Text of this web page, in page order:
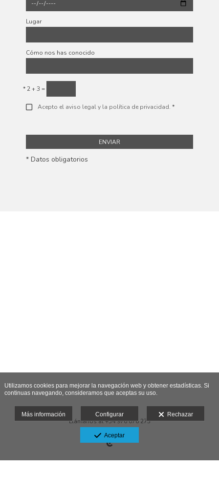
Lugar
Cómo nos has conocido
*2 + 3 =
Acepto el aviso legal y la política de privacidad. *
ENVIAR
* Datos obligatorios
Llámanos al +34 976 076 273
Aviso legal
Utilizamos cookies para mejorar la navegación web y obtener estadísticas. Si
continuas navegando, consideramos que aceptas su uso.
Más información Configurar Rechazar
Aceptar